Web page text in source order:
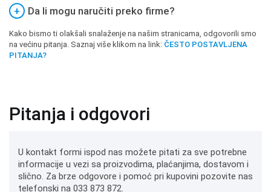
+
Da li mogu naručiti preko firme?
Kako bismo ti olakšali snalaženje na našim stranicama, odgovorili smo
na većinu pitanja. Saznaj više klikom na link: ČESTO POSTAVLJENA
PITANJA?
Pitanja i odgovori
U kontakt formi ispod nas možete pitati za sve potrebne
informacije u vezi sa proizvodima, plaćanjima, dostavom i
slično. Za brze odgovore i pomoć pri kupovini pozovite nas
telefonski na 033 873 872.